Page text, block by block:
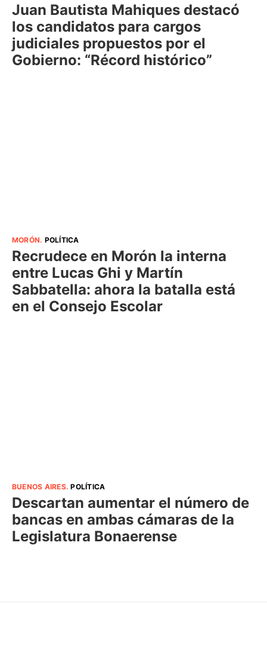
Juan Bautista Mahiques destacó
los candidatos para cargos
judiciales propuestos por el
Gobierno: “Récord histórico”
MORÓN. POLÍTICA
Recrudece en Morón la interna
entre Lucas Ghi y Martín
Sabbatella: ahora la batalla está
en el Consejo Escolar
BUENOS AIRES.POLÍTICA
Descartan aumentar el número de
bancas en ambas cámaras de la
Legislatura Bonaerense